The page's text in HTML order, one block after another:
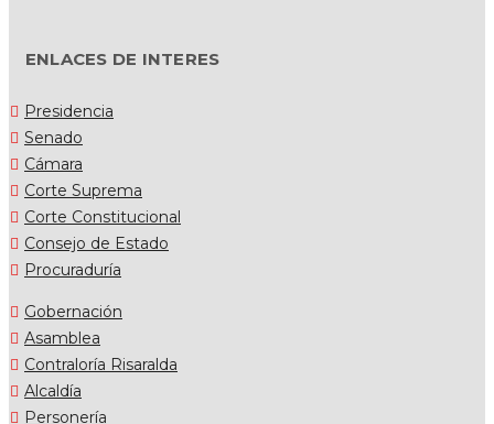
ENLACES DE INTERES
Presidencia
Senado
Cámara
Corte Suprema
Corte Constitucional
Consejo de Estado
Procuraduría
Gobernación
Asamblea
Contraloría Risaralda
Alcaldía
Personería